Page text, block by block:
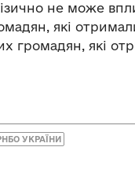
не може
які
громадян, які
УКРАЇНИ